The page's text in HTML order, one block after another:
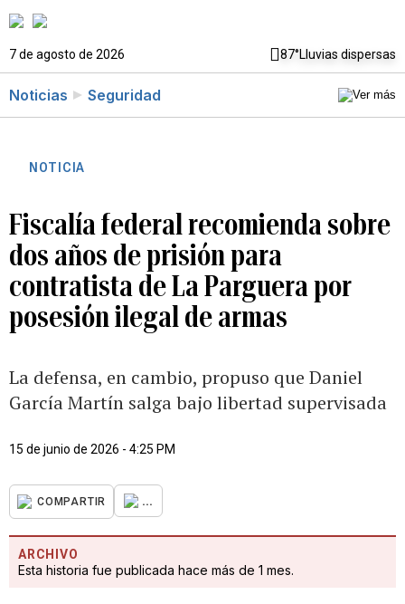
7 de agosto de 2026 87°Lluvias dispersas
Noticias Seguridad
NOTICIA
Fiscalía federal recomienda sobre
dos años de prisión para
contratista de La Parguera por
posesión ilegal de armas
La defensa, en cambio, propuso que Daniel
García Martín salga bajo libertad supervisada
15 de junio de 2026 - 4:25 PM
COMPARTIR ...
ARCHIVO
Esta historia fue publicada hace más de 1 mes.